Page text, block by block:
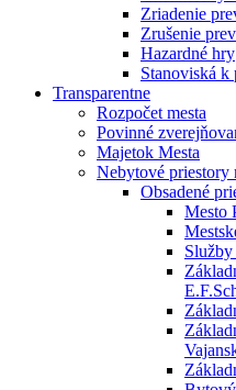
Zriadenie
Zrušenie
Hazardné hry
Stanoviská
Transparentne
Rozpočet mesta
Povinné
Majetok Mesta
Nebytové priestory
Obsadené
Mesto
Služby